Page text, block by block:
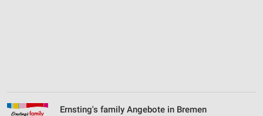
Ernsting's family Angebote in Bremen